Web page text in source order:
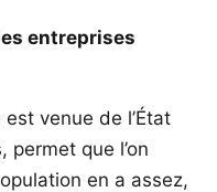
entreprises
venue de l’État
que l’on
en a assez,